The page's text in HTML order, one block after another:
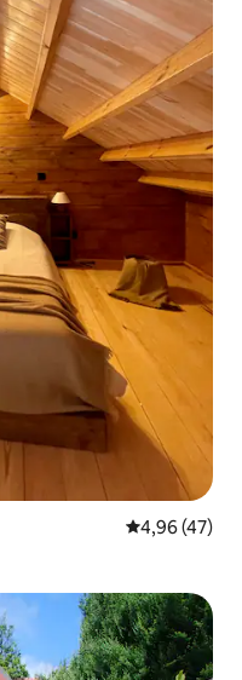
4,96 de uma
4,96 (47)